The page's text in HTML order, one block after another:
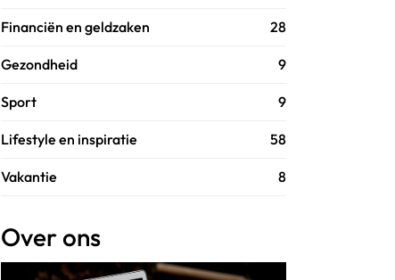
Financiën en geldzaken 28
Gezondheid 9
Sport 9
Lifestyle en inspiratie 58
Vakantie 8
Over ons